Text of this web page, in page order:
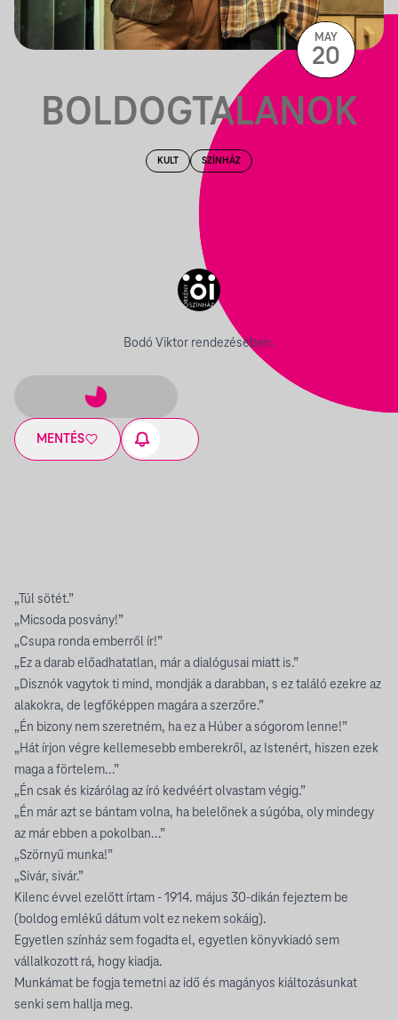
BOLDOGTALANOK
KULT SZÍNHÁZ
Bodó Viktor rendezésében.
MENTÉS
MAY
20
„Túl sötét.”
„Micsoda posvány!”
„Csupa ronda emberről ír!”
„Ez a darab előadhatatlan, már a dialógusai miatt is.”
„Disznók vagytok ti mind, mondják a darabban, s ez találó ezekre az
alakokra, de legfőképpen magára a szerzőre.”
„Én bizony nem szeretném, ha ez a Húber a sógorom lenne!”
„Hát írjon végre kellemesebb emberekről, az Istenért, hiszen ezek
maga a förtelem...”
„Én csak és kizárólag az író kedvéért olvastam végig.”
„Én már azt se bántam volna, ha belelőnek a súgóba, oly mindegy
az már ebben a pokolban...”
„Szörnyű munka!”
„Sivár, sivár.”
Kilenc évvel ezelőtt írtam - 1914. május 30-dikán fejeztem be
(boldog emlékű dátum volt ez nekem sokáig).
Egyetlen színház sem fogadta el, egyetlen könyvkiadó sem
vállalkozott rá, hogy kiadja.
Munkámat be fogja temetni az idő és magányos kiáltozásunkat
senki sem hallja meg.